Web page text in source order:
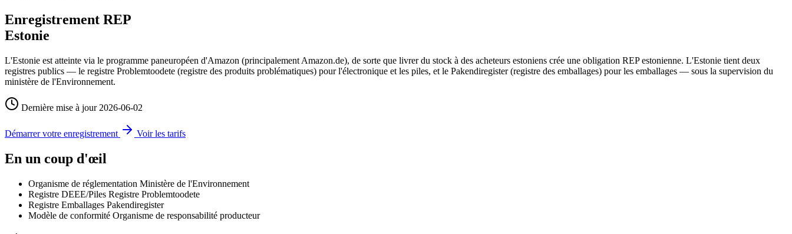
Enregistrement REP
Estonie
L'Estonie est atteinte via le programme paneuropéen d'Amazon (principalement Amazon.de), de sorte que livrer du stock à des acheteurs estoniens crée une obligation REP estonienne. L'Estonie tient deux
registres publics — le registre Problemtoodete (registre des produits problématiques) pour l'électronique et les piles, et le Pakendiregister (registre des emballages) pour les emballages — sous la supervision du
ministère de l'Environnement.
Dernière mise à jour 2026-06-02
Démarrer votre enregistrement Voir les tarifs
En un coup d'œil
Organisme de réglementation Ministère de l'Environnement
Registre DEEE/Piles Registre Problemtoodete
Registre Emballages Pakendiregister
Modèle de conformité Organisme de responsabilité producteur